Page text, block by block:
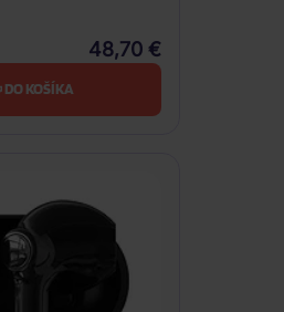
48,70 €
DO KOŠÍKA